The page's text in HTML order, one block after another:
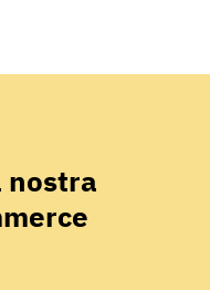
nostra